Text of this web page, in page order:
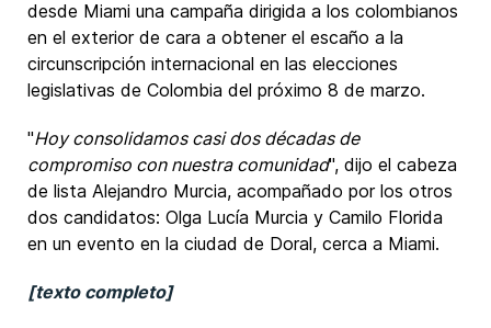
desde Miami una campaña dirigida a los colombianos
en el exterior de cara a obtener el escaño a la
circunscripción internacional en las elecciones
legislativas de Colombia del próximo 8 de marzo.
"Hoy consolidamos casi dos décadas de
compromiso con nuestra comunidad", dijo el cabeza
de lista Alejandro Murcia, acompañado por los otros
dos candidatos: Olga Lucía Murcia y Camilo Florida
en un evento en la ciudad de Doral, cerca a Miami.
[texto completo]